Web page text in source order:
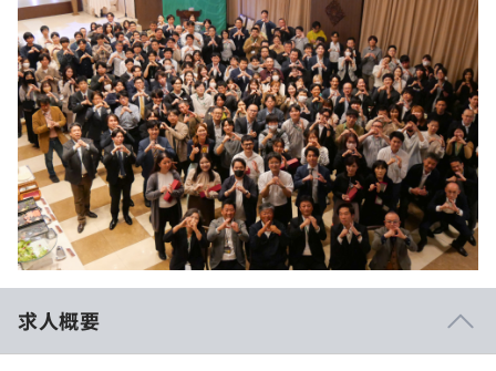
イベント・セミナー
インタビュー
就活成功ガイド
ナレッジ
リファレンス
プラン
個人向けプラン
法人向けプラン
契約内容・クーポン
評価結果一覧
再チャレンジ結果一覧
paiza times
note
求人概要